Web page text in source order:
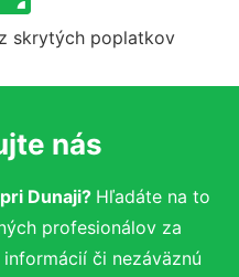
skrytých poplatkov
nás
Dunaji? Hľadáte na to
profesionálov za
či nezáväznú